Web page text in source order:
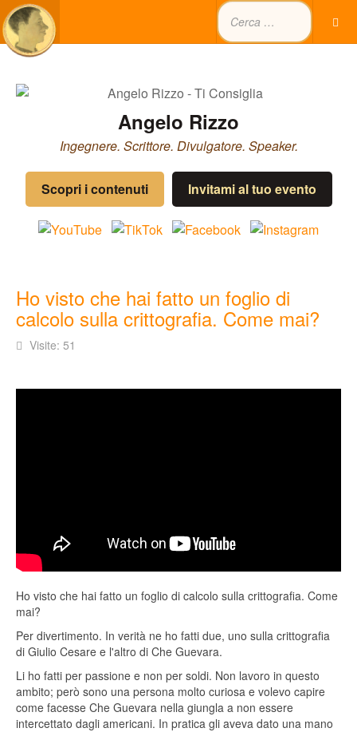
Angelo Rizzo
Ingegnere. Scrittore. Divulgatore. Speaker.
Scopri i contenuti Invitami al tuo evento
Ho visto che hai fatto un foglio di
calcolo sulla crittografia. Come mai?
Visite: 51
Ho visto che hai fatto un foglio di calcolo sulla crittografia. Come
mai?
Per divertimento. In verità ne ho fatti due, uno sulla crittografia
di Giulio Cesare e l'altro di Che Guevara.
Li ho fatti per passione e non per soldi. Non lavoro in questo
ambito; però sono una persona molto curiosa e volevo capire
come facesse Che Guevara nella giungla a non essere
intercettato dagli americani. In pratica gli aveva dato una mano